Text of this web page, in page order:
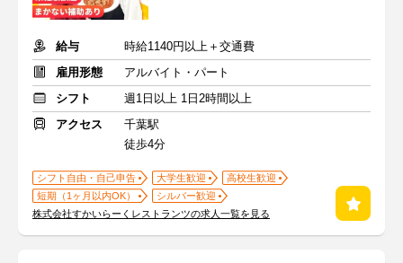
給与
時給1140円以上＋交通費
雇用形態
アルバイト・パート
シフト
週1日以上 1日2時間以上
アクセス
千葉駅
徒歩4分
シフト自由・自己申告 大学生歓迎
高校生歓迎
短期（1ヶ月以内OK）
シルバー歓迎
株式会社すかいらーくレストランツの求人一覧を見る